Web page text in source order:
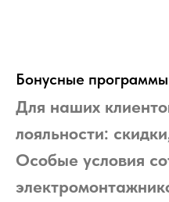
Бонусные программы
Для наших
лояльности:
Особые условия